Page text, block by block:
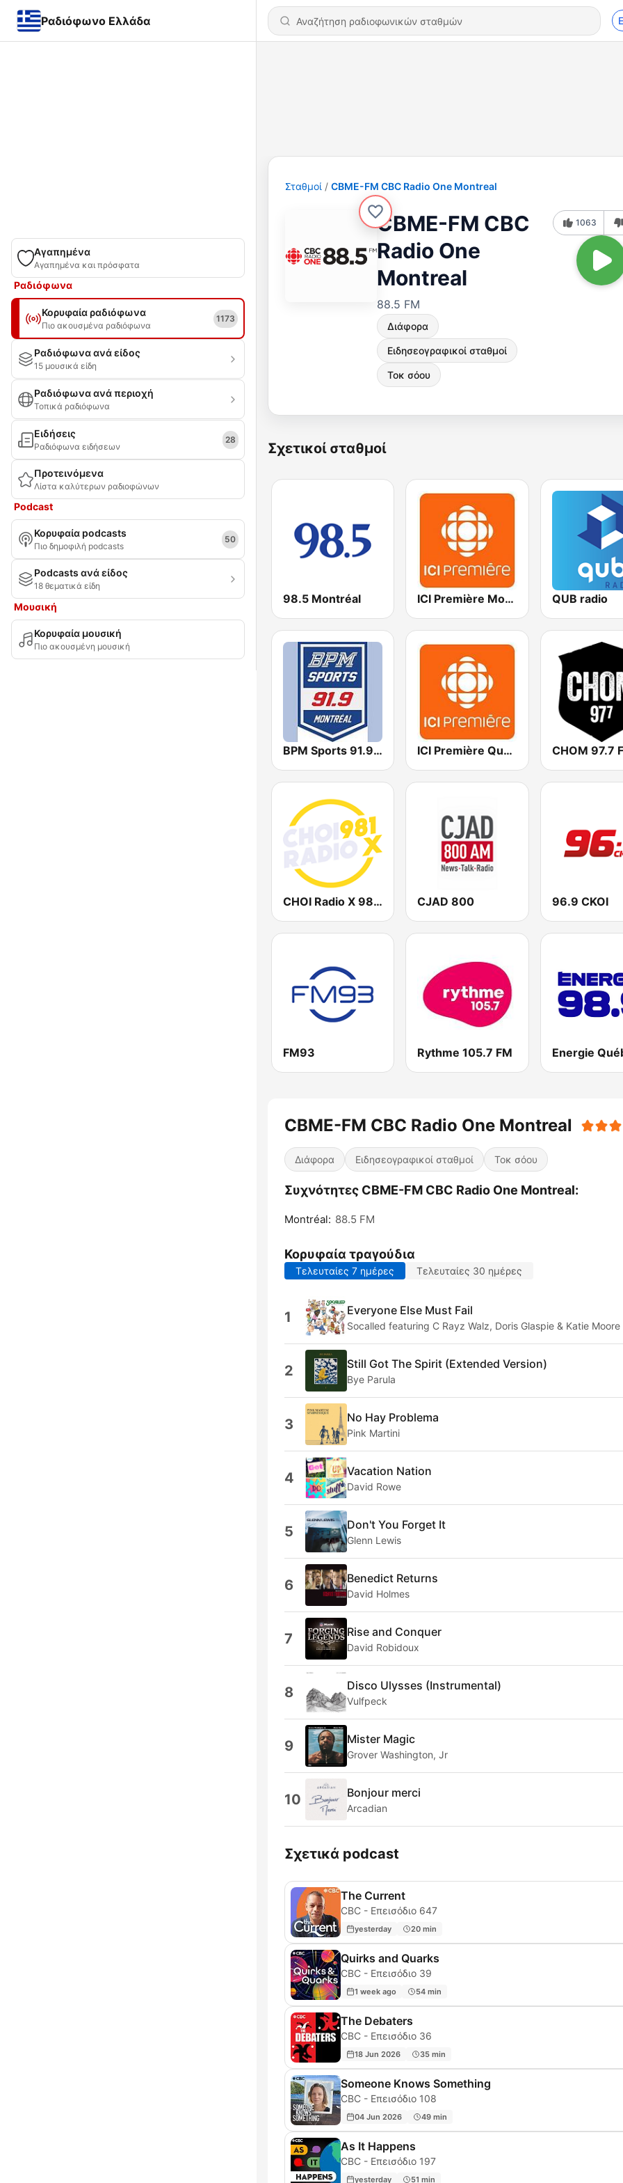
Ραδιόφωνο Ελλάδα
Αγαπημένα
Αγαπημένα και πρόσφατα
Ραδιόφωνα
Κορυφαία ραδιόφωνα
Πιο ακουσμένα ραδιόφωνα
1173
Ραδιόφωνα ανά είδος
15 μουσικά είδη
Ραδιόφωνα ανά περιοχή
Τοπικά ραδιόφωνα
Ειδήσεις
Ραδιόφωνα ειδήσεων
28
Προτεινόμενα
Λίστα καλύτερων ραδιοφώνων
Podcast
Κορυφαία podcasts
Πιο δημοφιλή podcasts
50
Podcasts ανά είδος
18 θεματικά είδη
Μουσική
Κορυφαία μουσική
Πιο ακουσμένη μουσική
Σταθμοί CBME-FM CBC Radio One Montreal
CBME-FM CBC
Radio One
Montreal
88.5 FM
Διάφορα
Ειδησεογραφικοί σταθμοί
Τοκ σόου
1063
Σχετικοί σταθμοί
98.5 Montréal ICI Première Montréal QUB radio
BPM Sports 91.9 FM ICI Première Québec CHOM 97.7
CHOI Radio X 98.1 FM CJAD 800 96.9 CKOI
FM93 Rythme 105.7 FM
CBME-FM CBC Radio One Montreal
Διάφορα Ειδησεογραφικοί σταθμοί Τοκ σόου
Συχνότητες CBME-FM CBC Radio One Montreal:
Montréal: 88.5 FM
Κορυφαία τραγούδια
Τελευταίες 7 ημέρες Τελευταίες 30 ημέρες
1 Everyone Else Must Fail
Socalled featuring C Rayz Walz, Doris Glaspie & Katie Moore
2 Still Got The Spirit (Extended Version)
Bye Parula
3 No Hay Problema
Pink Martini
4 Vacation Nation
David Rowe
5 Don't You Forget It
Glenn Lewis
6 Benedict Returns
David Holmes
7 Rise and Conquer
David Robidoux
8 Disco Ulysses (Instrumental)
Vulfpeck
9 Mister Magic
Grover Washington, Jr
10 Bonjour merci
Arcadian
Σχετικά podcast
The Current
CBC - Επεισόδιο 647
yesterday 20 min
Quirks and Quarks
CBC - Επεισόδιο 39
1 week ago 54 min
The Debaters
CBC - Επεισόδιο 36
18 Jun 2026 35 min
Someone Knows Something
CBC - Επεισόδιο 108
04 Jun 2026 49 min
As It Happens
CBC - Επεισόδιο 197
yesterday 51 min